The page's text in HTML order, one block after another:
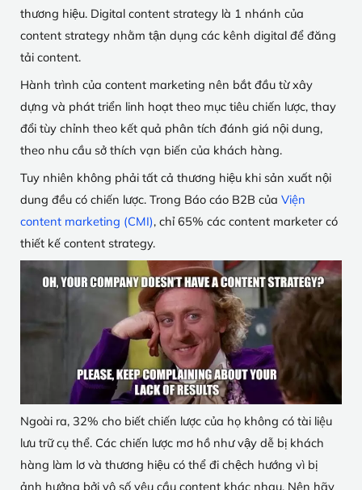
thương hiệu. Digital content strategy là 1 nhánh của
content strategy nhằm tận dụng các kênh digital để đăng
tải content.
Hành trình của content marketing nên bắt đầu từ xây
dựng và phát triển linh hoạt theo mục tiêu chiến lược, thay
đổi tùy chỉnh theo kết quả phân tích đánh giá nội dung,
theo nhu cầu sở thích vạn biến của khách hàng.
Tuy nhiên không phải tất cả thương hiệu khi sản xuất nội
dung đều có chiến lược. Trong Báo cáo B2B của Viện
content marketing (CMI), chỉ 65% các content marketer có
thiết kế content strategy.
Ngoài ra, 32% cho biết chiến lược của họ không có tài liệu
lưu trữ cụ thể. Các chiến lược mơ hồ như vậy dễ bị khách
hàng làm lơ và thương hiệu có thể đi chệch hướng vì bị
ảnh hưởng bởi vô số yêu cầu content khác nhau. Nên hãy